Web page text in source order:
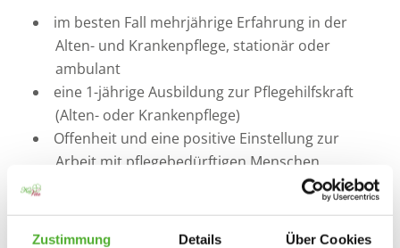
Zustimmung Details Über Cookies
im besten Fall mehrjährige Erfahrung in der
Alten- und Krankenpflege, stationär oder
ambulant
eine 1-jährige Ausbildung zur Pflegehilfskraft
(Alten- oder Krankenpflege)
Offenheit und eine positive Einstellung zur
Arbeit mit pflegebedürftigen Menschen
Freude am Pflegen und Lust daran, unseren
Bewohnerinnen und Bewohnern täglich ein
Lächeln ins Gesicht zu zaubern